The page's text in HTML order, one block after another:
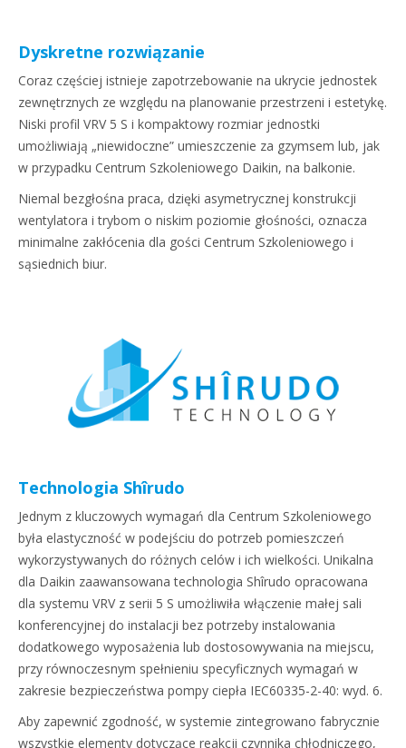
Dyskretne rozwiązanie
Coraz częściej istnieje zapotrzebowanie na ukrycie jednostek
zewnętrznych ze względu na planowanie przestrzeni i estetykę.
Niski profil VRV 5 S i kompaktowy rozmiar jednostki
umożliwiają „niewidoczne” umieszczenie za gzymsem lub, jak
w przypadku Centrum Szkoleniowego Daikin, na balkonie.
Niemal bezgłośna praca, dzięki asymetrycznej konstrukcji
wentylatora i trybom o niskim poziomie głośności, oznacza
minimalne zakłócenia dla gości Centrum Szkoleniowego i
sąsiednich biur.
Technologia Shîrudo
Jednym z kluczowych wymagań dla Centrum Szkoleniowego
była elastyczność w podejściu do potrzeb pomieszczeń
wykorzystywanych do różnych celów i ich wielkości. Unikalna
dla Daikin zaawansowana technologia Shîrudo opracowana
dla systemu VRV z serii 5 S umożliwiła włączenie małej sali
konferencyjnej do instalacji bez potrzeby instalowania
dodatkowego wyposażenia lub dostosowywania na miejscu,
przy równoczesnym spełnieniu specyficznych wymagań w
zakresie bezpieczeństwa pompy ciepła IEC60335-2-40: wyd. 6.
Aby zapewnić zgodność, w systemie zintegrowano fabrycznie
wszystkie elementy dotyczące reakcji czynnika chłodniczego,